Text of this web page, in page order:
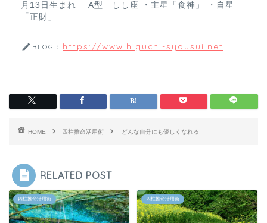
月13日生まれ A型 しし座 ・主星「食神」 ・自星
「正財」
BLOG： https://www.higuchi-syousui.net
HOME 四柱推命活用術 どんな自分にも優しくなれる
RELATED POST
四柱推命活用術 四柱推命活用術